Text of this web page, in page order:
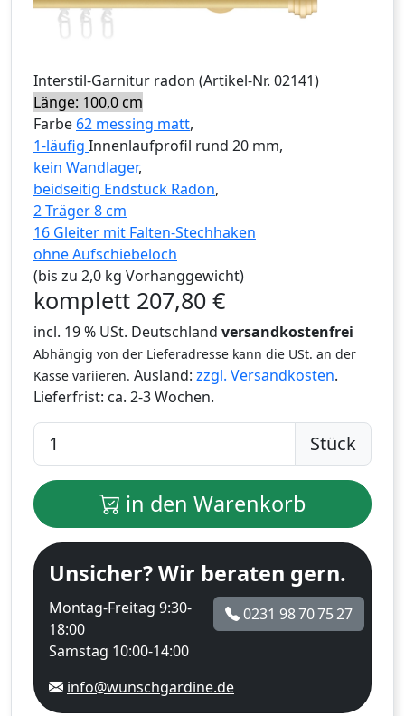
Interstil-Garnitur radon (Artikel-Nr. 02141)
Länge: 100,0 cm
Farbe 62 messing matt,
1-läufig Innenlaufprofil rund 20 mm,
kein Wandlager,
beidseitig Endstück Radon,
2 Träger 8 cm
16 Gleiter mit Falten-Stechhaken
ohne Aufschiebeloch
(bis zu 2,0 kg Vorhanggewicht)
komplett 207,80 €
incl. 19 % USt. Deutschland versandkostenfrei
Abhängig von der Lieferadresse kann die USt. an der
Kasse variieren. Ausland: zzgl. Versandkosten.
Lieferfrist: ca. 2-3 Wochen.
Stück
in den Warenkorb
Unsicher? Wir beraten gern.
Montag-Freitag 9:30-
18:00
Samstag 10:00-14:00
0231 98 70 75 27
info@wunschgardine.de